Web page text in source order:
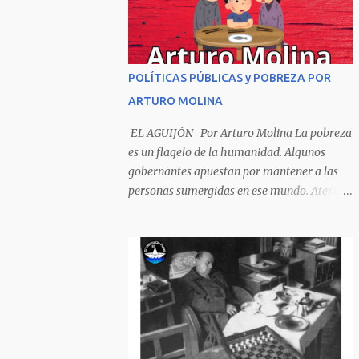
Sombrero encintado y chupa de boda. -
¡Muchacho, no salgas!- le grita mamá pero
él hace un gesto y orondo se va. Halló en el
camino, a un ratón vecino Y le dijo: -¡amigo!-
venga usted conmigo, Visitemos juntos a
doña ratona Y habrá francachela y habrá
comilona. A poco llegaron, y avanza ratón,
Estírase el cuello, coge el aldabón, Da dos o
tres golpes, preguntan: ¿quién es? -Yo doña
ratona, beso a usted los pies ¿Está usted en
algodón, pero eso no importa; bienvenidos
son. Se hicieron la venia, se dieron la mano, Y
dice Rat...
POLÍTICAS PÚBLICAS y POBREZA POR
ARTURO MOLINA
EL AGUIJÓN Por Arturo Molina La pobreza
es un flagelo de la humanidad. Algunos
gobernantes apuestan por mantener a las
personas sumergidas en ese mundo. Atentan
elude la política pública que cimiente las
bases para minimizar el impacto negativo
en el desarrollo de los países. Desarrollados,
sub desarrollados, atrasados y como se les
quiera llamar, son parte de un escenario
donde se conjuga el poder y el control en